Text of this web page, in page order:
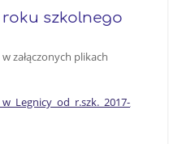
szkolnego
załączonych plikach